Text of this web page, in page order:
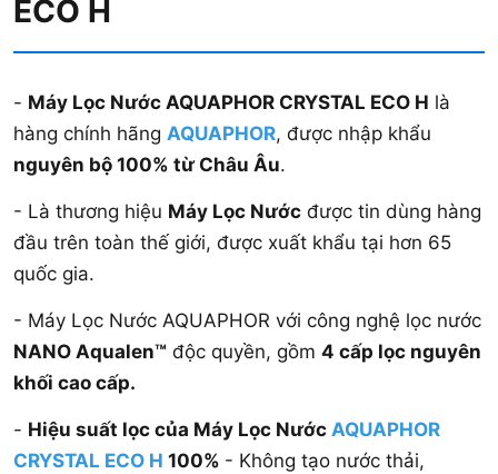
ECO H
- Máy Lọc Nước AQUAPHOR CRYSTAL ECO H là
hàng chính hãng AQUAPHOR, được nhập khẩu
nguyên bộ 100% từ Châu Âu.
- Là thương hiệu Máy Lọc Nước được tin dùng hàng
đầu trên toàn thế giới, được xuất khẩu tại hơn 65
quốc gia.
- Máy Lọc Nước AQUAPHOR với công nghệ lọc nước
NANO Aqualen™ độc quyền, gồm 4 cấp lọc nguyên
khối cao cấp.
- Hiệu suất lọc của Máy Lọc Nước AQUAPHOR
CRYSTAL ECO H 100% - Không tạo nước thải,